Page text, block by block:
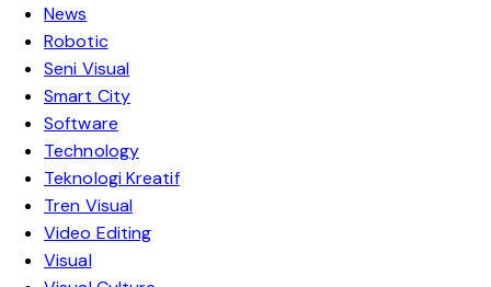
News
Robotic
Seni Visual
Smart City
Software
Technology
Teknologi Kreatif
Tren Visual
Video Editing
Visual